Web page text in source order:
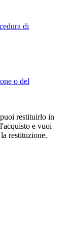
di
o del
restituirlo in
e vuoi
restituzione.